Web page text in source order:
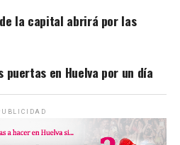
la capital abrirá por las
puertas en Huelva por un día